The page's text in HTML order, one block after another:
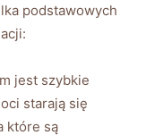
podstawowych
jest szybkie
starają się
które są